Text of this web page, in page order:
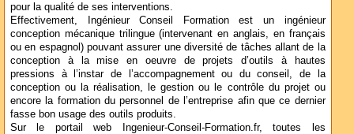
pour la qualité de ses interventions.
Effectivement, Ingénieur Conseil Formation est un ingénieur
conception mécanique trilingue (intervenant en anglais, en français
ou en espagnol) pouvant assurer une diversité de tâches allant de la
conception à la mise en oeuvre de projets d’outils à hautes
pressions à l’instar de l’accompagnement ou du conseil, de la
conception ou la réalisation, le gestion ou le contrôle du projet ou
encore la formation du personnel de l’entreprise afin que ce dernier
fasse bon usage des outils produits.
Sur le portail web Ingenieur-Conseil-Formation.fr, toutes les